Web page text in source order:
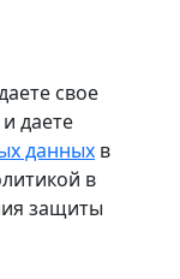
свое
даете
данных в
в
защиты